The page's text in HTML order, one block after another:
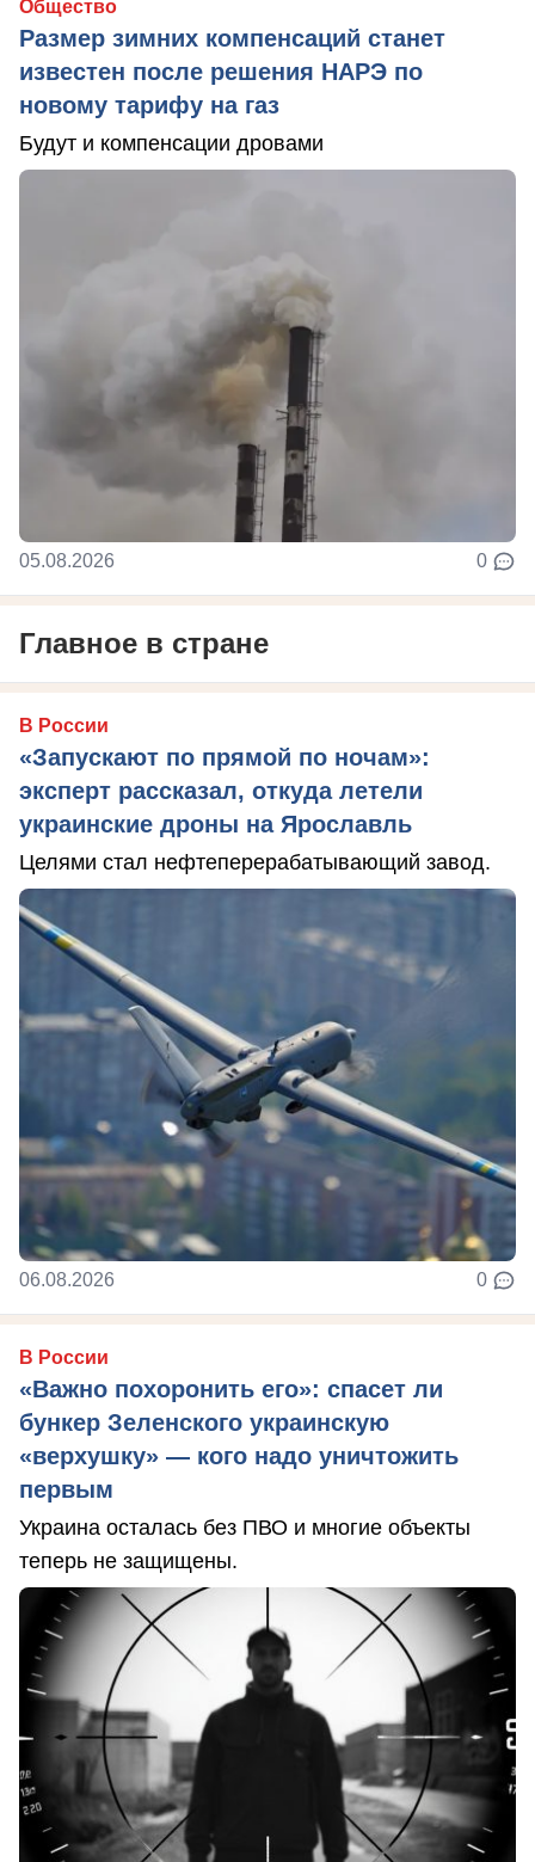
Общество
Размер зимних компенсаций станет
известен после решения НАРЭ по
новому тарифу на газ
Будут и компенсации дровами
05.08.2026 0
Главное в стране
В России
«Запускают по прямой по ночам»:
эксперт рассказал, откуда летели
украинские дроны на Ярославль
Целями стал нефтеперерабатывающий завод.
06.08.2026 0
В России
«Важно похоронить его»: спасет ли
бункер Зеленского украинскую
«верхушку» — кого надо уничтожить
первым
Украина осталась без ПВО и многие объекты
теперь не защищены.